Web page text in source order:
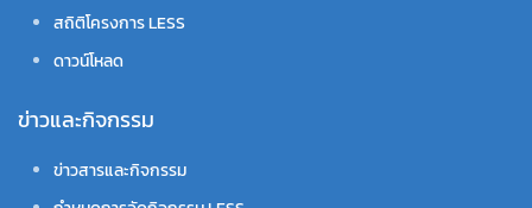
สถิติโครงการ LESS
ดาวน์โหลด
ข่าวและกิจกรรม
ข่าวสารและกิจกรรม